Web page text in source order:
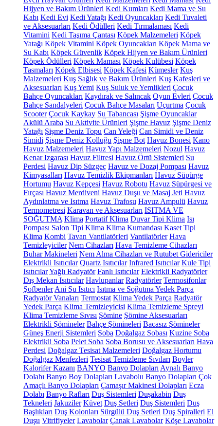
Hijyen ve Bakım Ürünleri Kedi Kumları Kedi Mama ve Su
Kabı Kedi Evi Kedi Yatağı Kedi Oyuncakları Kedi Tuvaleti
ve Aksesuarları Kedi Ödülleri Kedi Tırmalaması Kedi
Vitamini Kedi Taşıma Çantası Köpek Malzemeleri Köpek
Yatağı Köpek Vitamini Köpek Oyuncakları Köpek Mama ve
Su Kabı Köpek Güvenlik Köpek Hijyen ve Bakım Ürünleri
Köpek Ödülleri Köpek Maması Köpek Kulübesi Köpek
Tasmaları Köpek Elbisesi Köpek Kafesi Kümesler Kuş
Malzemeleri Kuş Sağlık ve Bakım Ürünleri Kuş Kafesleri ve
Aksesuarları Kuş Yemi Kuş Suluk ve Yemlikleri Çocuk
Bahçe Oyuncakları Kaydırak ve Salıncak Oyun Evleri Çocuk
Bahçe Sandalyeleri Çocuk Bahçe Masaları Uçurtma Çocuk
Scooter Çocuk Kaykay Su Tabancası Şişme Oyuncaklar
Akülü Araba Su Aktivite Ürünleri Şişme Havuz Şişme Deniz
Yatağı Şişme Deniz Topu Can Yeleği Can Simidi ve Deniz
Simidi Şişme Deniz Kolluğu Şişme Bot Havuz Bonesi Kano
Havuz Malzemeleri Havuz Yapı Malzemeleri Nozul Havuz
Kenar Izgarası Havuz Filtresi Havuz Örtü Sistemleri Su
Perdesi Havuz Dip Süzgeç Havuz ve Dozaj Pompası Havuz
Kimyasalları Havuz Temizlik Ekipmanları Havuz Süpürge
Hortumu Havuz Kepçesi Havuz Robotu Havuz Süpürgesi ve
Fırçası Havuz Merdiveni Havuz Duşu ve Masaj Jeti Havuz
Aydınlatma ve Isıtma Havuz Trafosu Havuz Ampulü Havuz
Termometresi Karavan ve Aksesuarları ISITMA VE
SOĞUTMA Klima Portatif Klima Duvar Tipi Klima Isı
Pompası Salon Tipi Klima Klima Kumandası Kaset Tipi
Klima Kombi Tavan Vantilatörleri Vantilatörler Hava
Temizleyiciler Nem Cihazları Hava Temizleme Cihazları
Buhar Makineleri Nem Alma Cihazları ve Rutubet Gidericiler
Elektrikli Isıtıcılar Quartz Isıtıcılar Infrared Isıtıcılar Kule Tipi
IsıtıcılarYağlı Radyatör Fanlı Isıtıcılar Elektrikli Radyatörler
Dış Mekan Isıtıcılar Havlupanlar Radyatörler Termosifonlar
Şofbenler Ani Su Isıtıcı Isıtma ve Soğutma Yedek Parça
Radyatör Vanaları Termostat Klima Yedek Parça Radyatör
Yedek Parça Klima Temizleyicisi Klima Temizleme Spreyi
Klima Temizleme Sıvısı Şömine Şömine Aksesuarları
Elektrikli Şömineler Bahçe Şömineleri Bacasız Şömineler
Güneş Enerji Sistemleri Soba Doğalgaz Sobası Kuzine Soba
Elektrikli Soba Pelet Soba Soba Borusu ve Aksesuarları Hava
Perdesi Doğalgaz Tesisat Malzemeleri Doğalgaz Hortumu
Doğalgaz Menfezleri Tesisat Temizleme Sıvıları Boyler
Kalorifer Kazanı BANYO Banyo Dolapları Aynalı Banyo
Dolabı Banyo Boy Dolapları Lavabolu Banyo Dolapları Çok
Amaçlı Banyo Dolapları Çamaşır Makinesi Dolapları Ecza
Dolabı Banyo Rafları Duş Sistemleri Duşakabin Duş
Tekneleri Jakuziler Küvet Duş Setleri Duş Sistemleri Duş
Başlıkları Duş Kolonları Sürgülü Duş Setleri Duş Spiralleri El
Duşu Vitrifiyeler Lavabolar Çanak Lavabolar Köşe Lavabolar